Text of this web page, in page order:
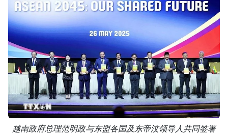
越南政府总理范明政与东盟各国及东帝汶领导人共同签署